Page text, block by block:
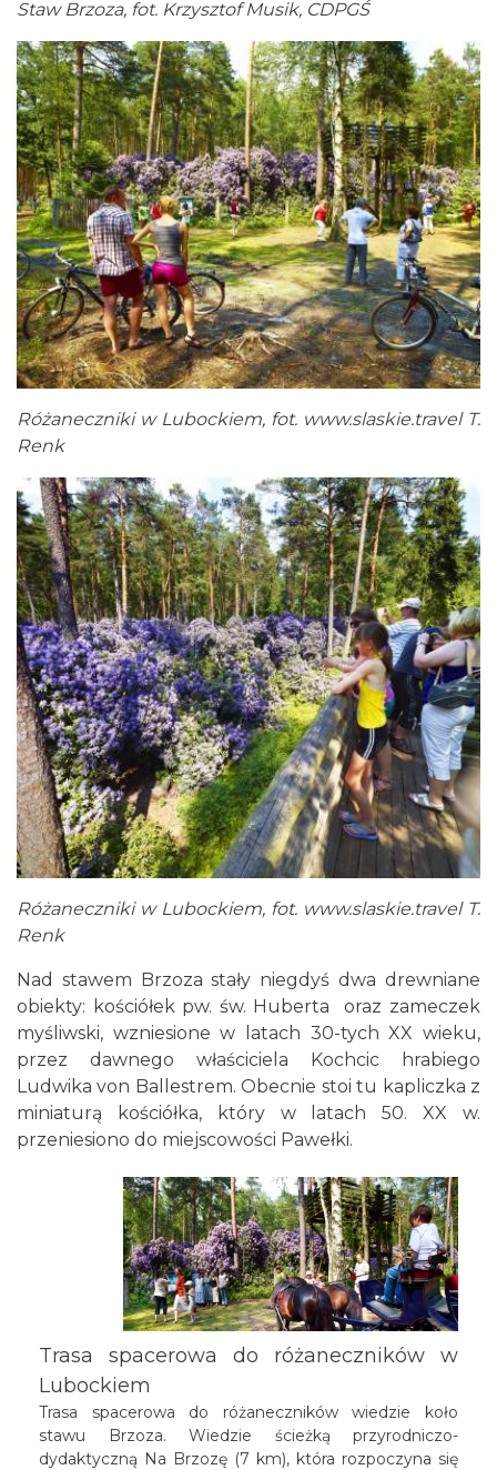
Staw Brzoza, fot. Krzysztof Musik, CDPGŚ
Różaneczniki w Lubockiem, fot. www.slaskie.travelT.
Renk
Różaneczniki w Lubockiem, fot. www.slaskie.travelT.
Renk
Nad stawem Brzoza stały niegdyś dwa drewniane
obiekty: kościółek pw. św. Huberta oraz zameczek
myśliwski, wzniesione w latach 30-tych XX wieku,
przez dawnego właściciela Kochcic hrabiego
Ludwika von Ballestrem. Obecnie stoi tu kapliczka z
miniaturą kościółka, który w latach 50. XX w.
przeniesiono do miejscowości Pawełki.
Trasa spacerowa do różaneczników w
Lubockiem
Trasa spacerowa do różaneczników wiedzie koło
stawu Brzoza. Wiedzie ścieżką przyrodniczo-
dydaktyczną Na Brzozę (7 km), która rozpoczyna się